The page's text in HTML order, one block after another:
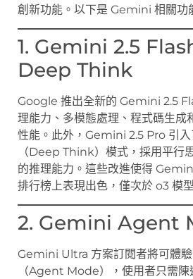
創新功能。以下是 Gemini 相關功
1. Gemini 2.5
Deep Think
Google 推出全新的 Gemini 2.5
理能力、多模態處理、程式碼生成
性能。此外，Gemini 2.5 Pro 引入
（Deep Think）模式，採用平行
的推理能力。這些改進使得
排行榜上表現出色，僅次於 o3 模
2. Gemini Agent
Gemini Ultra 方案訂閱者將可體驗
（Agent Mode），使用者只需